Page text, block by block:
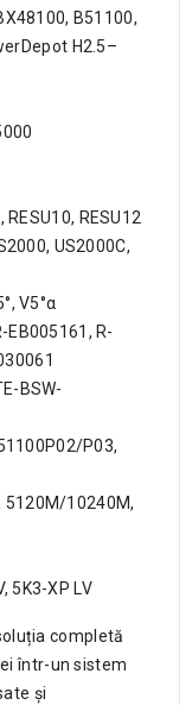
B51100,
H2.5–
RESU10, RESU12
US2000C,
V5°α
EB005161, R-
BSW-
P03,
5120M/10240M,
5K3-XP LV
completă
într-un sistem
și